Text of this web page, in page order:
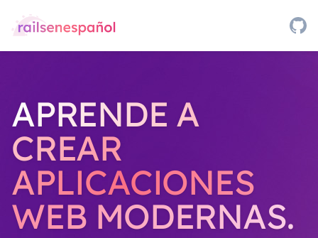
APRENDE A
CREAR
APLICACIONES
WEB MODERNAS.